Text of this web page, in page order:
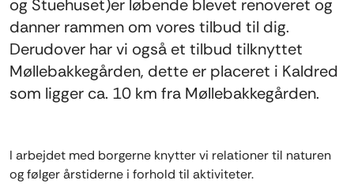
og Stuehuset)er løbende blevet renoveret og
danner rammen om vores tilbud til dig.
Derudover har vi også et tilbud tilknyttet
Møllebakkegården, dette er placeret i Kaldred
som ligger ca. 10 km fra Møllebakkegården.
I arbejdet med borgerne knytter vi relationer til naturen
og følger årstiderne i forhold til aktiviteter.